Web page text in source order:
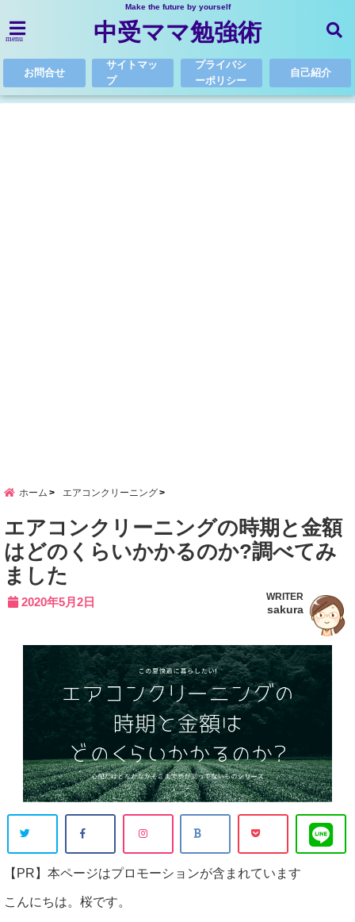
Make the future by yourself
menu 中受ママ勉強術
お問合せ
サイトマッ
プ
プライバシ
ーポリシー
自己紹介
ホーム エアコンクリーニング
エアコンクリーニングの時期と金額
はどのくらいかかるのか?調べてみ
ました
2020年5月2日 WRITER
sakura
【PR】本ページはプロモーションが含まれています
こんにちは。桜です。